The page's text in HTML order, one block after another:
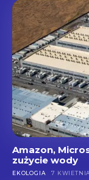
Amazon,
zużycie wody
EKOLOGIA 7